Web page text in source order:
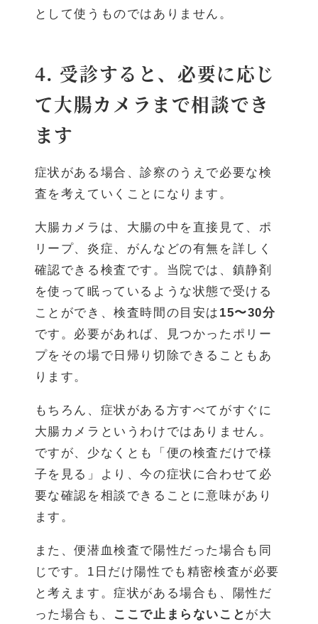
として使うものではありません。
4. 受診すると、必要に応じ
て大腸カメラまで相談でき
ます
症状がある場合、診察のうえで必要な検
査を考えていくことになります。
大腸カメラは、大腸の中を直接見て、ポ
リープ、炎症、がんなどの有無を詳しく
確認できる検査です。当院では、鎮静剤
を使って眠っているような状態で受ける
ことができ、検査時間の目安は 15〜30分
です。必要があれば、見つかったポリー
プをその場で日帰り切除できることもあ
ります。
もちろん、症状がある方すべてがすぐに
大腸カメラというわけではありません。
ですが、少なくとも「便の検査だけで様
子を見る」より、今の症状に合わせて必
要な確認を相談できることに意味があり
ます。
また、便潜血検査で陽性だった場合も同
じです。1日だけ陽性でも精密検査が必要
と考えます。症状がある場合も、陽性だ
った場合も、 ここで止まらないこと が大